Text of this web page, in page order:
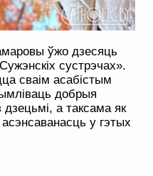
ўжо дзесяць
сустрэчах».
сваім асабістым
добрыя
дзецьмі, а таксама як
у гэтых